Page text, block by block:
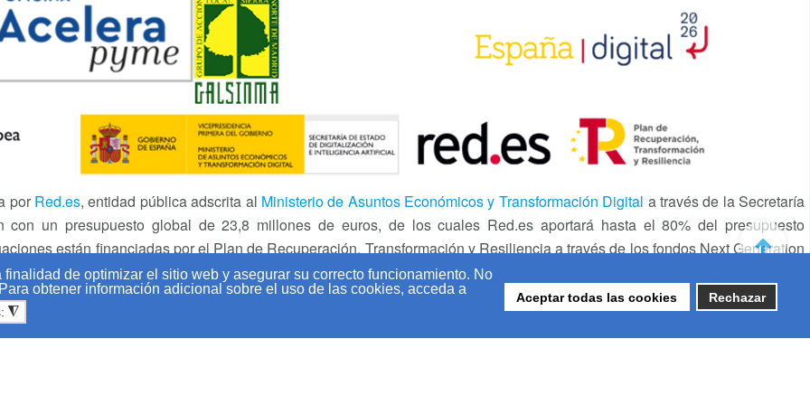
de optimizar el sitio web y asegurar su correcto funcionamiento. No
obtener información adicional sobre el uso de las cookies, acceda a
◮
Aceptar todas las cookies Rechazar
por Red.es, entidad pública adscrita al Ministerio de Asuntos Económicos y Transformación Digital a través de la Secretaría
un presupuesto global de 23,8 millones de euros, de los cuales Red.es aportará hasta el 80% del presupuesto
están financiadas por el Plan de Recuperación, Transformación y Resiliencia a través de los fondos Next Generation
Digitalización de Pymes 2021-2025, cuya cuarta medida del eje de actuación «Digitalización básica para las PYME’s,
93 94